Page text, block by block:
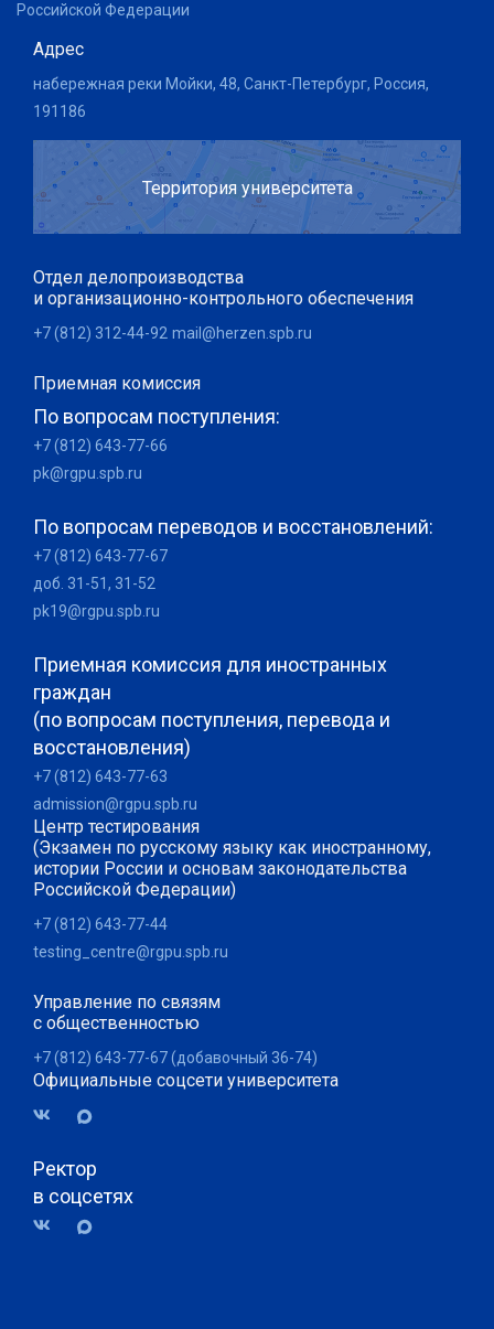
Российской Федерации
Адрес
набережная реки Мойки, 48, Санкт-Петербург, Россия,
191186
Территория университета
Отдел делопроизводства
и организационно-контрольного обеспечения
+7 (812) 312-44-92 mail@herzen.spb.ru
Приемная комиссия
По вопросам поступления:
+7 (812) 643-77-66
pk@rgpu.spb.ru
По вопросам переводов и восстановлений:
+7 (812) 643-77-67
доб. 31-51, 31-52
pk19@rgpu.spb.ru
Приемная комиссия для иностранных
граждан
(по вопросам поступления, перевода и
восстановления)
+7 (812) 643-77-63
admission@rgpu.spb.ru
Центр тестирования
(Экзамен по русскому языку как иностранному,
истории России и основам законодательства
Российской Федерации)
+7 (812) 643-77-44
testing_centre@rgpu.spb.ru
Управление по связям
с общественностью
+7 (812) 643-77-67 (добавочный 36-74)
Официальные соцсети университета
Ректор
в соцсетях